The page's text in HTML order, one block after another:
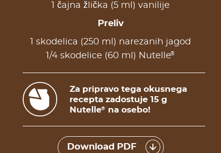
1 čajna žlička (5 ml) vanilije
Preliv
1 skodelica (250 ml) narezanih jagod
1/4 skodelice (60 ml) Nutelle®
Za pripravo tega okusnega
recepta zadostuje 15 g
Nutelle® na osebo!
Download PDF